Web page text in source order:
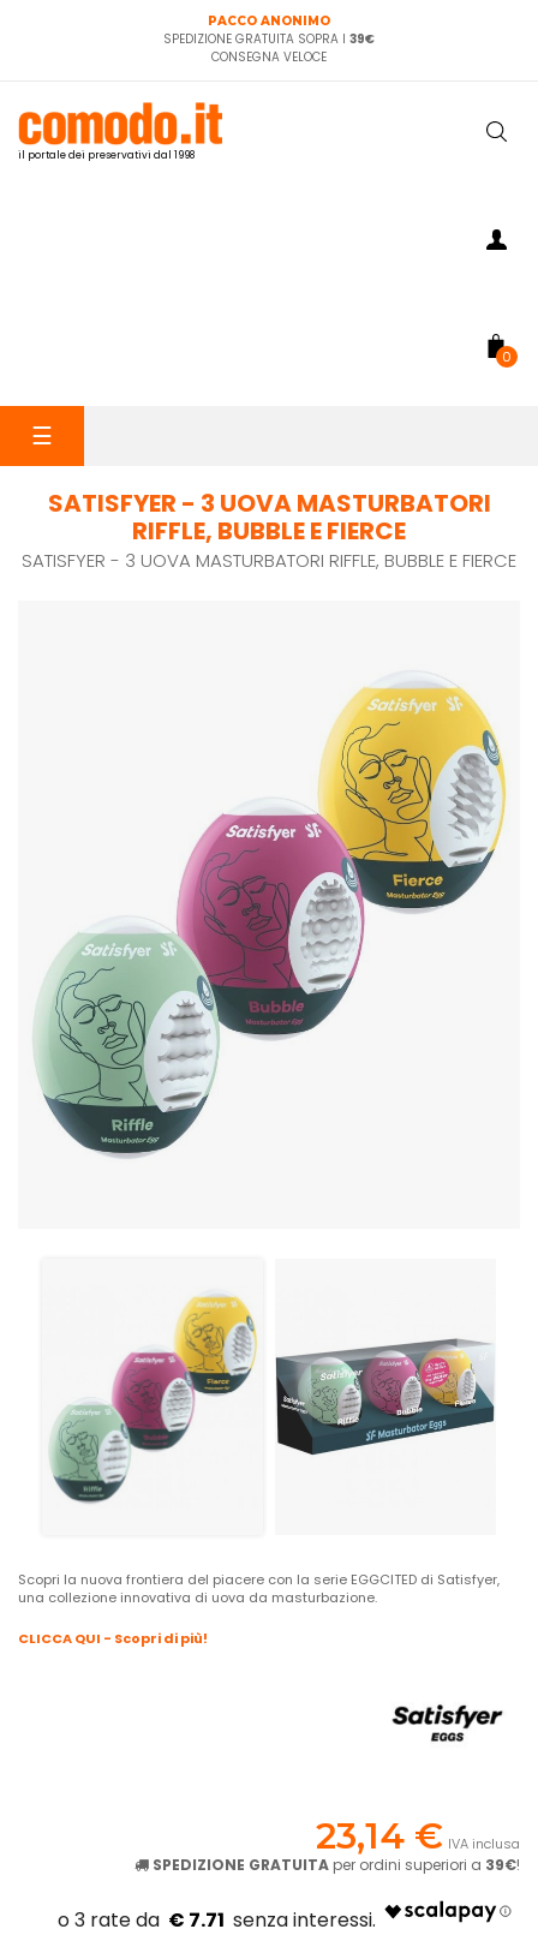
PACCO ANONIMO
SPEDIZIONE GRATUITA SOPRA I 39€
CONSEGNA VELOCE
il portale dei preservativi dal 1998
0
navigazione
☰
SATISFYER - 3 UOVA MASTURBATORI
RIFFLE, BUBBLE E FIERCE
SATISFYER - 3 UOVA MASTURBATORI RIFFLE, BUBBLE E FIERCE
Scopri la nuova frontiera del piacere con la serie EGGCITED di Satisfyer,
una collezione innovativa di uova da masturbazione.
CLICCA QUI - Scopri di più!
23,14 € IVA inclusa
SPEDIZIONE GRATUITA per ordini superiori a 39€!
€ 7.71